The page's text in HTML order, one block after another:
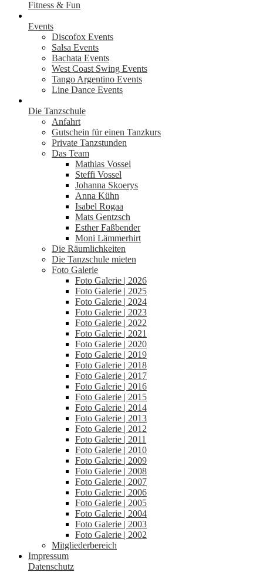
Fitness & Fun
Events
Discofox Events
Salsa Events
Bachata Events
West Coast Swing Events
Tango Argentino Events
Line Dance Events
Die Tanzschule
Anfahrt
Gutschein für einen Tanzkurs
Private Tanzstunden
Das Team
Mathias Vossel
Steffi Vossel
Johanna Skoerys
Anna Kühn
Isabel Rogaa
Mats Gentzsch
Esther Faßbender
Moni Lämmerhirt
Die Räumlichkeiten
Die Tanzschule mieten
Foto Galerie
Foto Galerie | 2026
Foto Galerie | 2025
Foto Galerie | 2024
Foto Galerie | 2023
Foto Galerie | 2022
Foto Galerie | 2021
Foto Galerie | 2020
Foto Galerie | 2019
Foto Galerie | 2018
Foto Galerie | 2017
Foto Galerie | 2016
Foto Galerie | 2015
Foto Galerie | 2014
Foto Galerie | 2013
Foto Galerie | 2012
Foto Galerie | 2011
Foto Galerie | 2010
Foto Galerie | 2009
Foto Galerie | 2008
Foto Galerie | 2007
Foto Galerie | 2006
Foto Galerie | 2005
Foto Galerie | 2004
Foto Galerie | 2003
Foto Galerie | 2002
Mitgliederbereich
Impressum
Datenschutz